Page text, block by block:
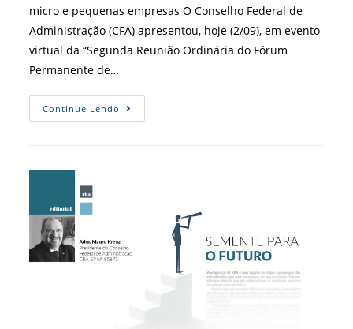
micro e pequenas empresas O Conselho Federal de
Administração (CFA) apresentou, hoje (2/09), em evento
virtual da “Segunda Reunião Ordinária do Fórum
Permanente de…
Continue Lendo CFA
Apresenta